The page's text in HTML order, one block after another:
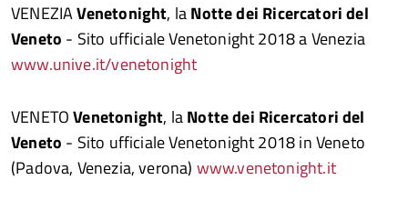
VENEZIAVenetonight, laNotte dei Ricercatori del
Veneto - Sito ufficiale Venetonight 2018 a Venezia
www.unive.it/venetonight
VENETOVenetonight, laNotte dei Ricercatori del
Veneto - Sito ufficiale Venetonight 2018 in Veneto
(Padova, Venezia, verona) www.venetonight.it